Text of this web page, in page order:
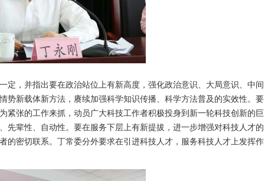
定，并指出要在政治站位上有新高度，强化政治意识、大局意识、中间
势新载体新方法，赓续加强科学知识传播、科学方法普及的实效性。要
紧张的工作来抓，动员广大科技工作者积极投身到新一轮科技创新的巨
先辈性、自动性。要在服务下层上有新提拔，进一步增强对科技人才的
的密切联系。丁常委分外要求在引进科技人才，服务科技人才上发挥作